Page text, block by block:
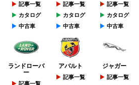
記事一覧
カタログ
中古車
記事一覧
カタログ
中古車
記事一覧
カタログ
中古車
ランドローバ
ー
記事一覧
アバルト
記事一覧
ジャガー
記事一覧